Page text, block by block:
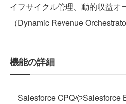
イフサイクル管理、動的収益オ
（Dynamic Revenue
機能の詳細
Salesforce CPQやSalesforce